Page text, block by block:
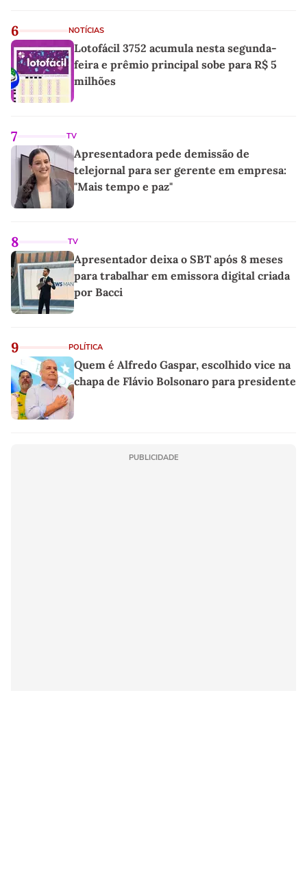
6 NOTÍCIAS
Lotofácil 3752 acumula nesta segunda-
feira e prêmio principal sobe para R$ 5
milhões
7 TV
Apresentadora pede demissão de
telejornal para ser gerente em empresa:
"Mais tempo e paz"
8 TV
Apresentador deixa o SBT após 8 meses
para trabalhar em emissora digital criada
por Bacci
9 POLÍTICA
Quem é Alfredo Gaspar, escolhido vice na
chapa de Flávio Bolsonaro para presidente
PUBLICIDADE